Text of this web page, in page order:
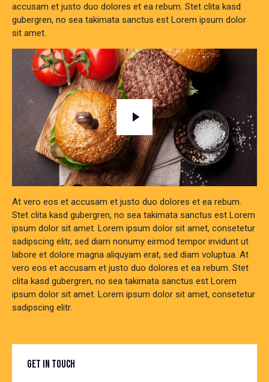
accusam et justo duo dolores et ea rebum. Stet clita kasd
gubergren, no sea takimata sanctus est Lorem ipsum dolor
sit amet.
At vero eos et accusam et justo duo dolores et ea rebum.
Stet clita kasd gubergren, no sea takimata sanctus est Lorem
ipsum dolor sit amet. Lorem ipsum dolor sit amet, consetetur
sadipscing elitr, sed diam nonumy eirmod tempor invidunt ut
labore et dolore magna aliquyam erat, sed diam voluptua. At
vero eos et accusam et justo duo dolores et ea rebum. Stet
clita kasd gubergren, no sea takimata sanctus est Lorem
ipsum dolor sit amet. Lorem ipsum dolor sit amet, consetetur
sadipscing elitr.
GET IN TOUCH